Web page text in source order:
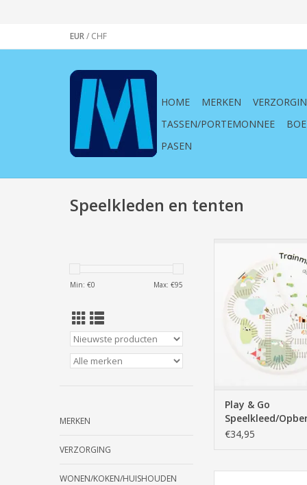
EUR/ CHF
HOME MERKEN
TASSEN/PORTEMONNEE
PASEN
Speelkleden en tenten
Min: €0 Max: €95
MERKEN
VERZORGING
WONEN/KOKEN/HUISHOUDEN
- Fairytail
140cm
TOEVOEGEN AAN
Play & Go
Speelkleed/
Fairytail
€34,95